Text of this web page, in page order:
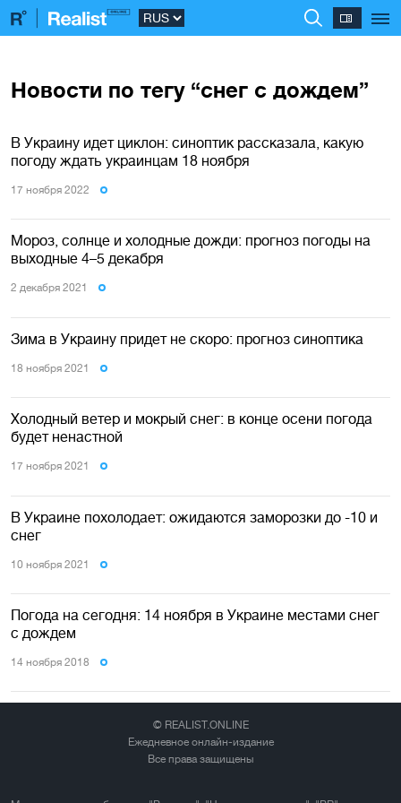
Новости по тегу “снег с дождем”
В Украину идет циклон: синоптик рассказала, какую
погоду ждать украинцам 18 ноября
17 ноября 2022
Мороз, солнце и холодные дожди: прогноз погоды на
выходные 4–5 декабря
2 декабря 2021
Зима в Украину придет не скоро: прогноз синоптика
18 ноября 2021
Холодный ветер и мокрый снег: в конце осени погода
будет ненастной
17 ноября 2021
В Украине похолодает: ожидаются заморозки до -10 и
снег
10 ноября 2021
Погода на сегодня: 14 ноября в Украине местами снег
с дождем
14 ноября 2018
© REALIST.ONLINE
Ежедневное онлайн-издание
Все права защищены